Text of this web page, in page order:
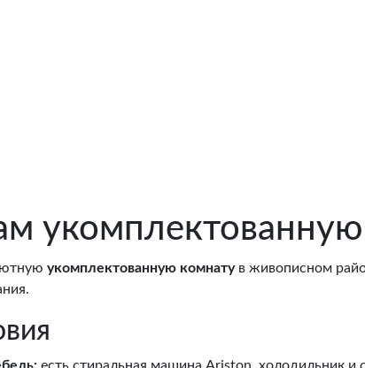
укомплектованную
укомплектованную комнатув живописном